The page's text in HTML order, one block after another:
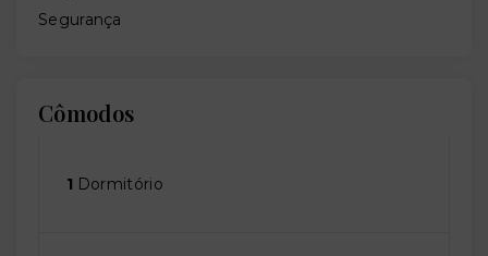
Segurança
Cômodos
1 Dormitório